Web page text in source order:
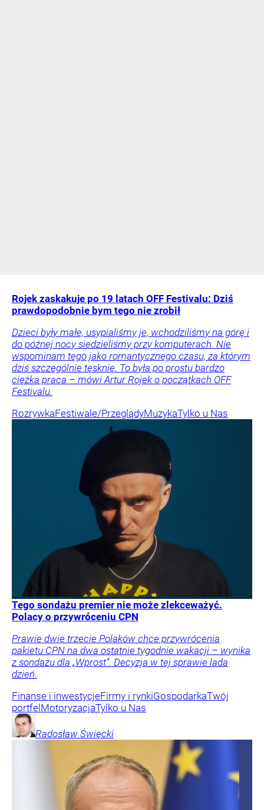
Rojek zaskakuje po 19 latach OFF Festivalu: Dziś
prawdopodobnie bym tego nie zrobił
Dzieci były małe, usypialiśmy je, wchodziliśmy na górę i
do późnej nocy siedzieliśmy przy komputerach. Nie
wspominam tego jako romantycznego czasu, za którym
dziś szczególnie tęsknię. To była po prostu bardzo
ciężka praca – mówi Artur Rojek o początkach OFF
Festivalu.
RozrywkaFestiwale/PrzeglądyMuzykaTylko u Nas
Tego sondażu premier nie może zlekceważyć.
Polacy o przywróceniu CPN
Prawie dwie trzecie Polaków chce przywrócenia
pakietu CPN na dwa ostatnie tygodnie wakacji – wynika
z sondażu dla „Wprost”. Decyzja w tej sprawie lada
dzień.
Finanse i inwestycjeFirmy i rynkiGospodarkaTwój
portfel MotoryzacjaTylko u Nas
Radosław Święcki